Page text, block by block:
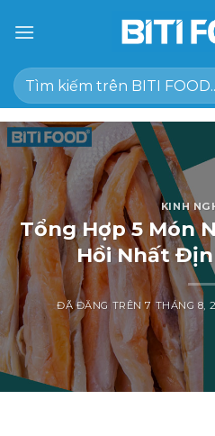
đến
dung
Tìm
kiếm:
KINH
Tổng Hợp 5 Món
Hồi Nhất
ĐÃ ĐĂNG TRÊN7 THÁNG 8,